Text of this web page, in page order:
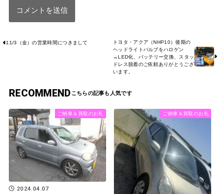
11/3（金）の営業時間につきまして
トヨタ・アクア（NHP10）後期の
ヘッドライトバルブをハロゲン
→LED化、バッテリー交換、スタッ
ドレス脱着のご依頼ありがとうござ
います。
RECOMMEND
ご納車＆買取のお礼
2024.04.07
ご納車＆買取のお礼